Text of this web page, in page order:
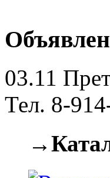
03.11
Тел. 8-